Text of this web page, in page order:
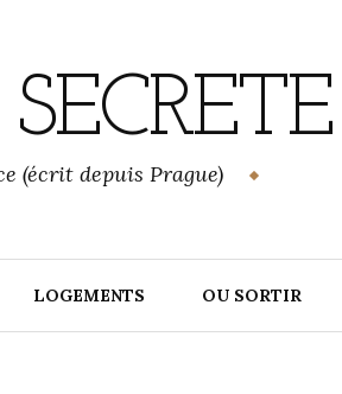
(écrit depuis Prague)
LOGEMENTS OU SORTIR